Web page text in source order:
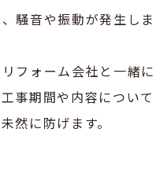
騒音や振動が発生しま
フォーム会社と一緒に
事期間や内容について
然に防げます。